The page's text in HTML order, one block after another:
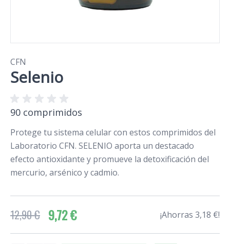
CFN
Selenio
90 comprimidos
Protege tu sistema celular con estos comprimidos del
Laboratorio CFN. SELENIO aporta un destacado
efecto antioxidante y promueve la detoxificación del
mercurio, arsénico y cadmio.
12,90 € 9,72 € ¡Ahorras 3,18 €!